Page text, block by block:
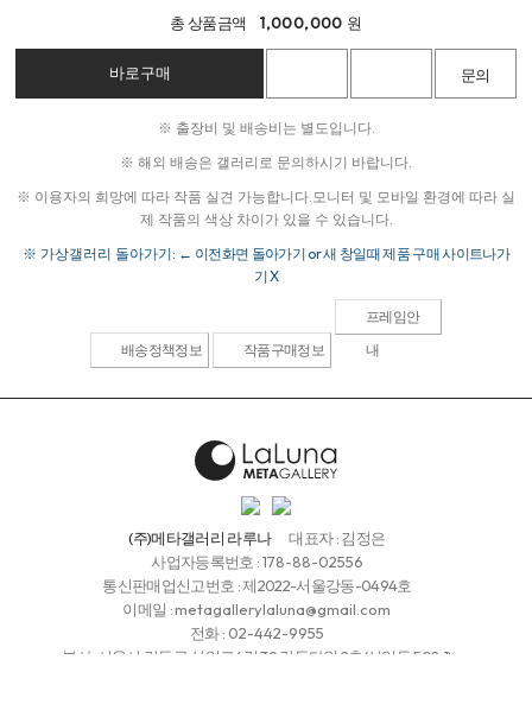
총 상품금액 1,000,000 원
※ 출장비 및 배송비는 별도입니다.
※ 해외 배송은 갤러리로 문의하시기 바랍니다.
※ 이용자의 희망에 따라 작품 실견 가능합니다. 모니터 및 모바일 환경에 따라 실
제 작품의 색상 차이가 있을 수 있습니다.
※ 가상갤러리 돌아가기: ← 이전화면 돌아가기 or 새 창일때 제품 구매 사이트나가
기 X
배송정책정보 작품구매정보
프레임안
내
(주)메타갤러리 라루나
대표자 : 김정은
사업자등록번호 :178-88-02556
통신판매업신고번호 : 제2022-서울강동-0494호
이메일 :metagallerylaluna@gmail.com
전화 : 02-442-9955
본사: 서울시 강동구 상일로6길 39 강동타워 2층(상일동 502-1)